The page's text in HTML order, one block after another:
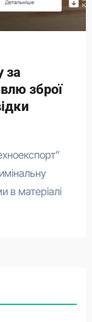
за
зброї
в матеріалі